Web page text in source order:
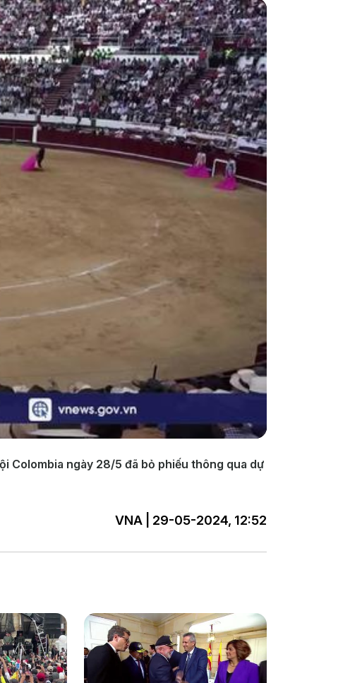
Colombia ngày 28/5 đã bỏ phiếu thông qua dự
VNA | 29-05-2024, 12:52